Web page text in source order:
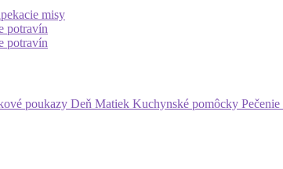
misy
potravín
potravín
poukazy Deň Matiek Kuchynské pomôcky Pečenie